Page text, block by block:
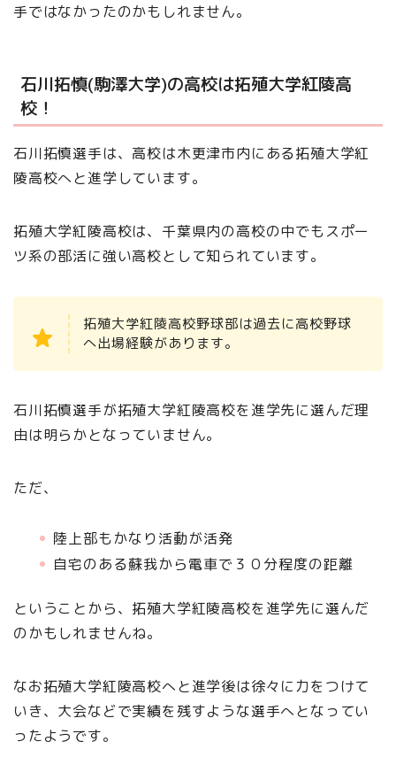
手ではなかったのかもしれません。
石川拓慎(駒澤大学)の高校は拓殖大学紅陵高
校！
石川拓慎選手は、高校は木更津市内にある拓殖大学紅
陵高校へと進学しています。
拓殖大学紅陵高校は、千葉県内の高校の中でもスポー
ツ系の部活に強い高校として知られています。
拓殖大学紅陵高校野球部は過去に高校野球
へ出場経験があります。
石川拓慎選手が拓殖大学紅陵高校を進学先に選んだ理
由は明らかとなっていません。
ただ、
陸上部もかなり活動が活発
自宅のある蘇我から電車で３０分程度の距離
ということから、拓殖大学紅陵高校を進学先に選んだ
のかもしれませんね。
なお拓殖大学紅陵高校へと進学後は徐々に力をつけて
いき、大会などで実績を残すような選手へとなってい
ったようです。